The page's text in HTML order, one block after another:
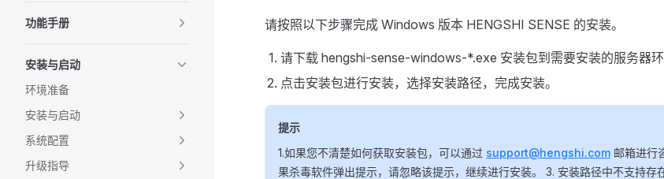
功能手册
安装与启动
环境准备
安装与启动
系统配置
升级指导
请按照以下步骤完成 Windows 版本 HENGSHI SENSE 的安装。
请下载 hengshi-sense-windows-*.exe 安装包到需要安装的服务器环
点击安装包进行安装，选择安装路径，完成安装。
提示
1.如果您不清楚如何获取安装包，可以通过 support@hengshi.com 邮箱进行
果杀毒软件弹出提示，请忽略该提示，继续进行安装。 3. 安装路径中不支持存